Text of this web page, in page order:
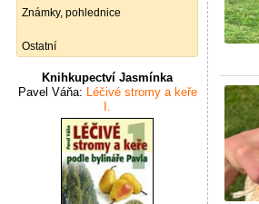
Známky, pohlednice
Ostatní
Knihkupectví Jasmínka
Pavel Váňa: Léčivé stromy a keře
I.